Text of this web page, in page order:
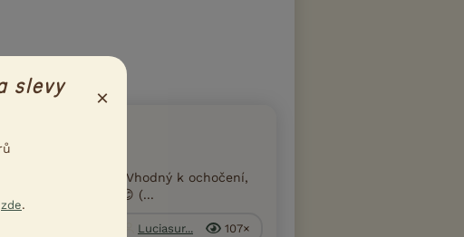
pestrá strava Vhodný k ochočení,
- prosím sms 😊 (...
Luciasur... 107×
slevy
×
zde.